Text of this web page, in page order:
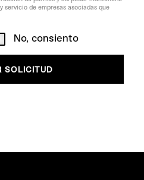
servicio de empresas asociadas que
No, consiento